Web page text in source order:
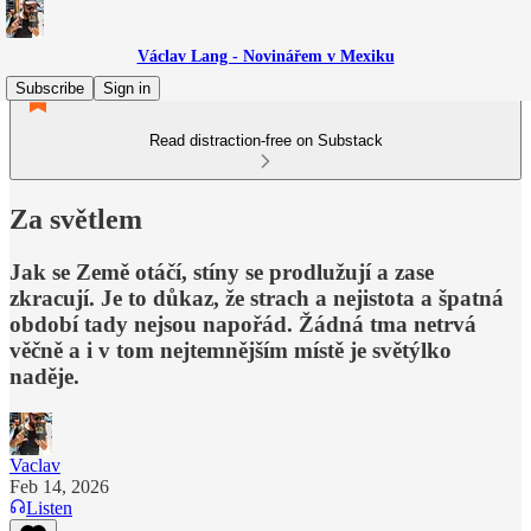
Václav Lang - Novinářem v Mexiku
Subscribe
Sign in
Read distraction-free on Substack
Za světlem
Jak se Země otáčí, stíny se prodlužují a zase
zkracují. Je to důkaz, že strach a nejistota a špatná
období tady nejsou napořád. Žádná tma netrvá
věčně a i v tom nejtemnějším místě je světýlko
naděje.
Vaclav
Feb 14, 2026
Listen